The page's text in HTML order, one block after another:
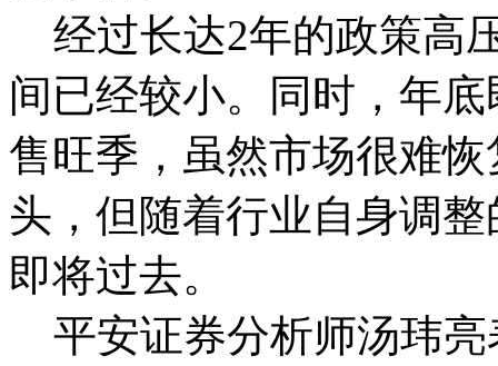
经过长达2年的政策高
间已经较小。同时，年
售旺季，虽然市场很难
头，但随着行业自身调
即将过去。
平安证券分析师汤玮亮